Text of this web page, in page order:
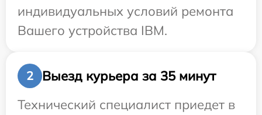
индивидуальных условий ремонта
Вашего устройства IBM.
2
Выезд курьера за 35 минут
Технический специалист приедет в